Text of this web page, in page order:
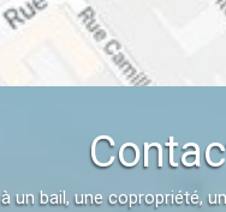
un bail, une copropriété,